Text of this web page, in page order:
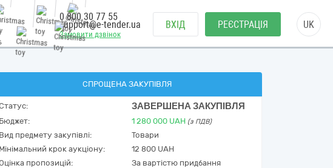
Замовити дзвінок
0 800 30 77 55
support@e-tender.ua ВХІД РЕЄСТРАЦІЯ UK
СПРОЩЕНА ЗАКУПІВЛЯ
ЗАВЕРШЕНА ЗАКУПІВЛЯ
Бюджет: 1 280 000 UAH (з ПДВ)
Вид предмету закупівлі:
Товари
Мінімальний крок аукціону:
12 800 UAH
пропозицій:
За вартістю придбання